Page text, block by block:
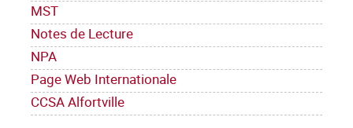
MST
Notes de Lecture
NPA
Page Web Internationale
CCSA Alfortville